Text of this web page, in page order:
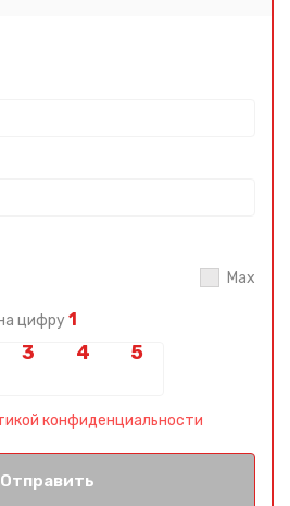
Max
цифру 1
конфиденциальности
Отправить